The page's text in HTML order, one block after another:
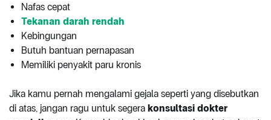
Nafas cepat
Tekanan darah rendah
Kebingungan
Butuh bantuan pernapasan
Memiliki penyakit paru kronis
Jika kamu pernah mengalami gejala seperti yang disebutkan
di atas, jangan ragu untuk segera konsultasi dokter